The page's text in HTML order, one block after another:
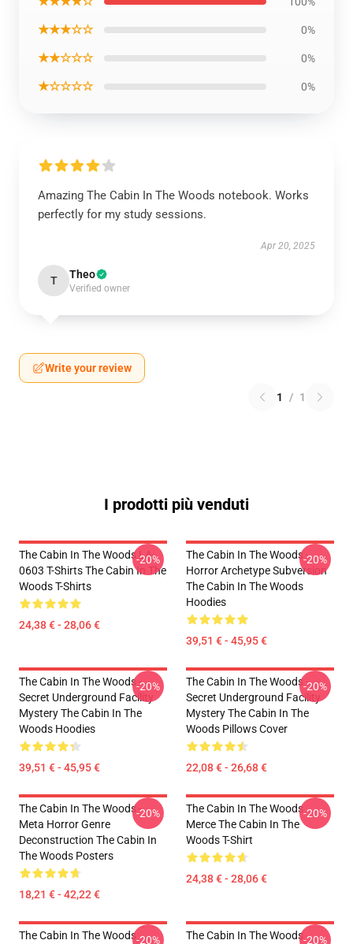
★★★☆☆ 0%
★★☆☆☆ 0%
★☆☆☆☆ 0%
Amazing The Cabin In The Woods notebook. Works
perfectly for my study sessions.
Apr 20, 2025
T Theo
Verified owner
Write your review
1 / 1
I prodotti più venduti
The Cabin In The Woods LA
0603 T-Shirts The Cabin In The
Woods T-Shirts
24,38 € - 28,06 €
-20%
The Cabin In The Woods -
Horror Archetype Subversion
The Cabin In The Woods
Hoodies
39,51 € - 45,95 €
-20%
The Cabin In The Woods -
Secret Underground Facility
Mystery The Cabin In The
Woods Hoodies
39,51 € - 45,95 €
-20%
The Cabin In The Woods -
Secret Underground Facility
Mystery The Cabin In The
Woods Pillows Cover
22,08 € - 26,68 €
-20%
The Cabin In The Woods -
Meta Horror Genre
Deconstruction The Cabin In
The Woods Posters
18,21 € - 42,22 €
-20%
The Cabin In The Woods
Merce The Cabin In The
Woods T-Shirt
24,38 € - 28,06 €
-20%
The Cabin In The Woods-20%
The Cabin In The Woods-20%